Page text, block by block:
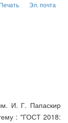
Печать Эл. почта
И. Г. Папаскир
: "ГОСТ 2018: